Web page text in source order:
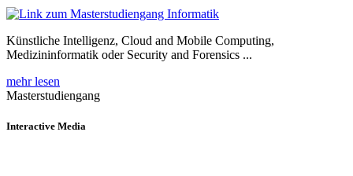
Künstliche Intelligenz, Cloud and Mobile Computing,
Medizininformatik oder Security and Forensics ...
mehr lesen
Masterstudiengang
Interactive Media